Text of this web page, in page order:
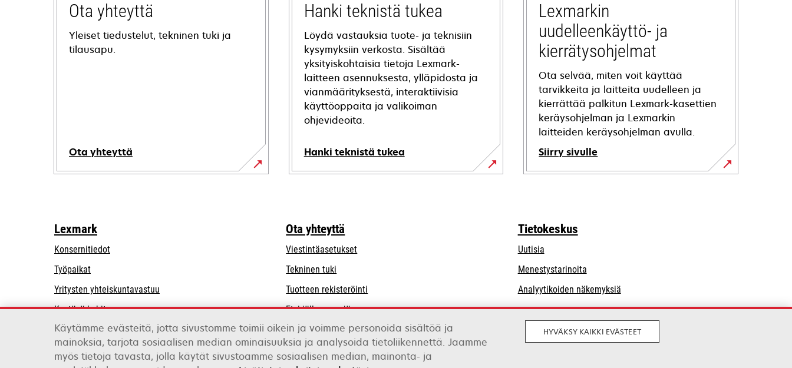
Ota yhteyttä
Yleiset tiedustelut, tekninen tuki ja
tilausapu.
Ota yhteyttä
Hanki teknistä tukea
Löydä vastauksia tuote- ja teknisiin
kysymyksiin verkosta. Sisältää
yksityiskohtaisia tietoja Lexmark-
laitteen asennuksesta, ylläpidosta ja
vianmäärityksestä, interaktiivisia
käyttöoppaita ja valikoiman
ohjevideoita.
Hanki teknistä tukea
opens
tab
Lexmarkin
uudelleenkäyttö- ja
kierrätysohjelmat
Ota selvää, miten voit käyttää
tarvikkeita ja laitteita uudelleen ja
kierrättää palkitun Lexmark-kasettien
keräysohjelman ja Lexmarkin
laitteiden keräysohjelman avulla.
Siirry sivulle
Lexmark
Konsernitiedot
Työpaikat
Yritysten yhteiskuntavastuu
new
tab
Kestävä kehitys
Lexmarkin kumppanit
Ota yhteyttä
Viestintäasetukset
Tekninen tuki
a
new
tab
Tuotteen rekisteröinti
Etsi jälleenmyyjä
Luettelo tukkukauppiaista
Tietokeskus
Uutisia
Menestystarinoita
Analyytikoiden näkemyksiä
Lexmark International, Inc., Xeroxin yritys
Käytämme evästeitä, jotta sivustomme toimii oikein ja voimme personoida sisältöä ja
mainoksia, tarjota sosiaalisen median ominaisuuksia ja analysoida tietoliikennettä. Jaamme
myös tietoja tavasta, jolla käytät sivustoamme sosiaalisen median, mainonta- ja
HYVÄKSY KAIKKI EVÄSTEET